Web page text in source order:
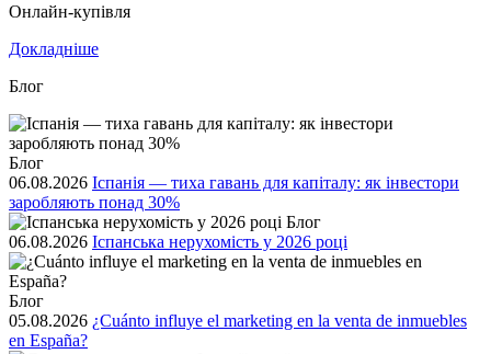
Онлайн-купівля
Докладніше
Блог
Блог
06.08.2026 Іспанія — тиха гавань для капіталу: як інвестори
заробляють понад 30%
Блог
06.08.2026 Іспанська нерухомість у 2026 році
Блог
05.08.2026 ¿Cuánto influye el marketing en la venta de inmuebles
en España?